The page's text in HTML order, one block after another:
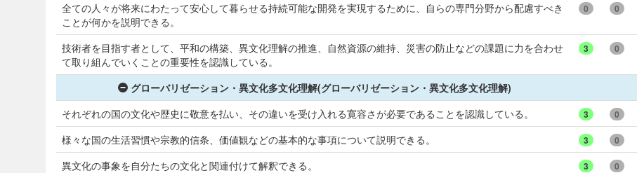
全ての人々が将来にわたって安心して暮らせる持続可能な開発を実現するために、自らの専門分野から配慮すべき
ことが何かを説明できる。
0 0
技術者を目指す者として、平和の構築、異文化理解の推進、自然資源の維持、災害の防止などの課題に力を合わせ
て取り組んでいくことの重要性を認識している。
3 0
グローバリゼーション・異文化多文化理解(グローバリゼーション・異文化多文化理解)
それぞれの国の文化や歴史に敬意を払い、その違いを受け入れる寛容さが必要であることを認識している。
3 0
様々な国の生活習慣や宗教的信条、価値観などの基本的な事項について説明できる。 3 0
異文化の事象を自分たちの文化と関連付けて解釈できる。 3 0